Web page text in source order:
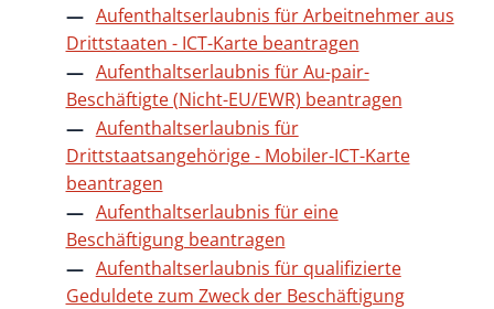
Aufenthaltserlaubnis für Arbeitnehmer aus
Drittstaaten - ICT-Karte beantragen
Aufenthaltserlaubnis für Au-pair-
Beschäftigte (Nicht-EU/EWR) beantragen
Aufenthaltserlaubnis für
Drittstaatsangehörige - Mobiler-ICT-Karte
beantragen
Aufenthaltserlaubnis für eine
Beschäftigung beantragen
Aufenthaltserlaubnis für qualifizierte
Geduldete zum Zweck der Beschäftigung